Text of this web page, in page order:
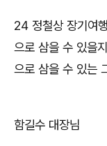
24 정철상 장기여
으로 삼을 수 있을
으로 삼을 수 있는
함길수 대장님